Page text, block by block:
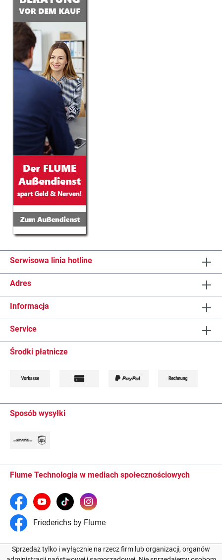
Serwisowa linia hotline
Adres
Informacja
Service
Środki płatnicze
Sposób wysyłki
Flume Technologia w mediach społecznościowych
Friederichs by Flume
Sprzedaż tylko i wyłącznie na rzecz firm lub organizacji, organów